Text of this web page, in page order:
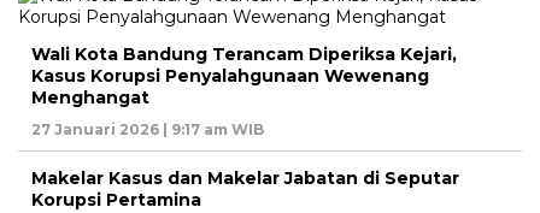
Wali Kota Bandung Terancam Diperiksa Kejari,
Kasus Korupsi Penyalahgunaan Wewenang
Menghangat
27 Januari 2026 | 9:17 am WIB
Makelar Kasus dan Makelar Jabatan di Seputar
Korupsi Pertamina